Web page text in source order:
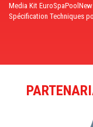
Media Kit
Spécification Techniques